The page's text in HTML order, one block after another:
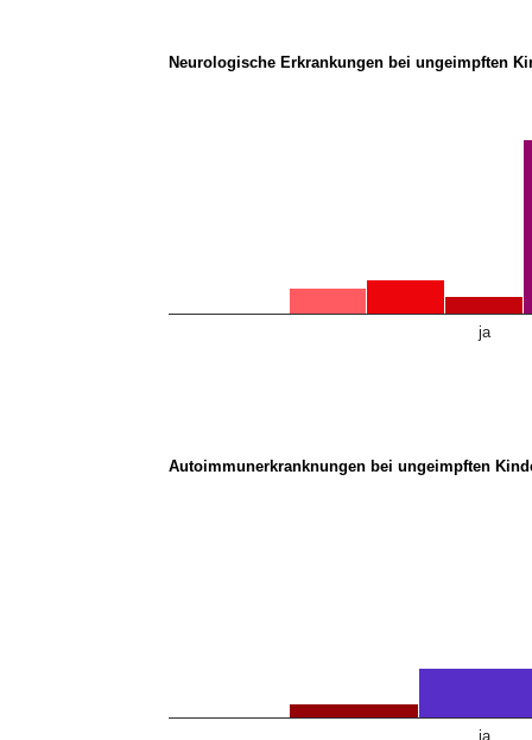
Neurologische Erkrankungen bei ungeimpften
ja
Autoimmunerkranknungen bei ungeimpften